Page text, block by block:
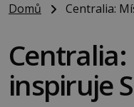
Domů Centralia:
inspiruje